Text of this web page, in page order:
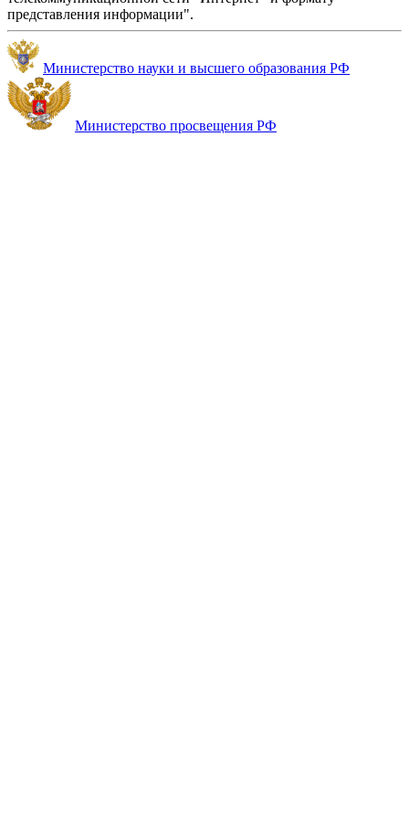
представления информации".
Министерство науки и высшего образования РФ
Министерство просвещения РФ